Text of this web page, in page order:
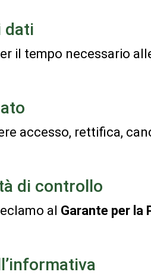
dati
il tempo necessario
accesso, rettifica,
di controllo
al Garante per la